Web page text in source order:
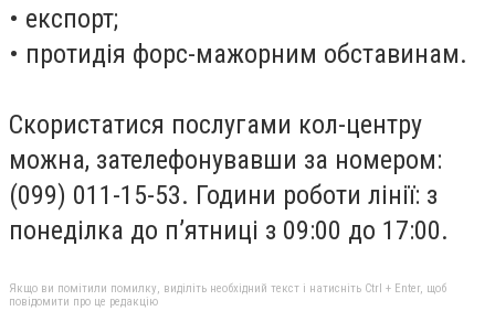
• експорт;
• протидія форс-мажорним обставинам.
Скористатися послугами кол-центру
можна, зателефонувавши за номером:
(099) 011-15-53. Години роботи лінії: з
понеділка до п’ятниці з 09:00 до 17:00.
Якщо ви помітили помилку, виділіть необхідний текст і натисніть Ctrl + Enter, щоб
повідомити про це редакцію